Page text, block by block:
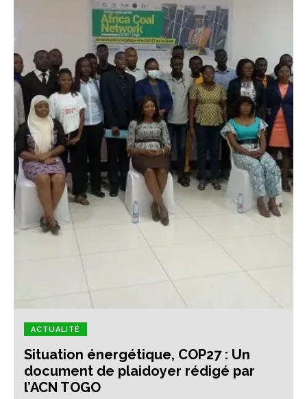
ACTUALITÉ
Situation énergétique, COP27 : Un
document de plaidoyer rédigé par
l’ACN TOGO